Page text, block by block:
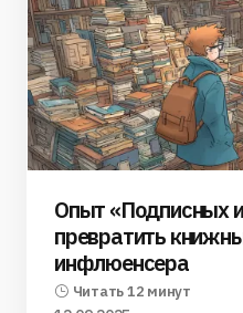
Опыт «Подписных
превратить
инфлюенсера
Читать 12 минут